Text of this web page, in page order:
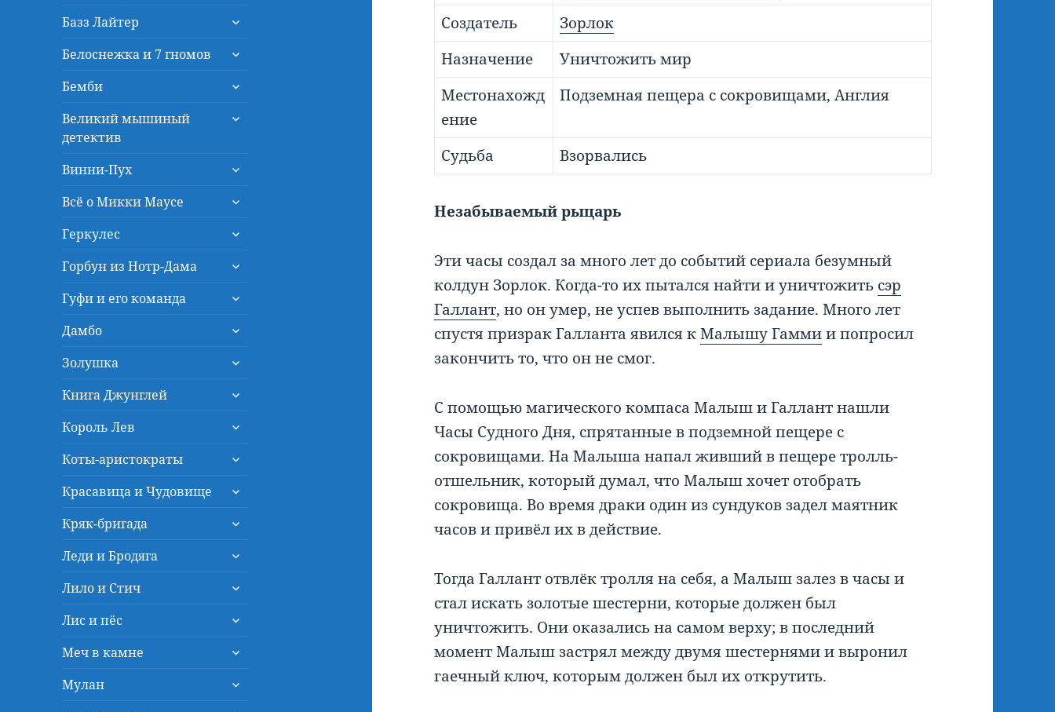
меню
Базз Лайтер
раскрыть
меню
Белоснежка и 7 гномов
раскрыть
меню
Бемби
раскрыть
меню
Великий мышиный
детектив
раскрыть
Винни-Пух
раскрыть
меню
Всё о Микки Маусе
раскрыть
меню
Геркулес
раскрыть
меню
Горбун из Нотр-Дама
раскрыть
меню
Гуфи и его команда
раскрыть
меню
Дамбо
раскрыть
меню
Золушка
раскрыть
меню
Книга Джунглей
раскрыть
меню
Король Лев
раскрыть
меню
Коты-аристократы
раскрыть
меню
Красавица и Чудовище
раскрыть
меню
Кряк-бригада
раскрыть
меню
Леди и Бродяга
раскрыть
меню
Лило и Стич
раскрыть
меню
Лис и пёс
раскрыть
меню
Меч в камне
раскрыть
меню
Мулан
раскрыть
Создатель
Зорлок
Назначение
Уничтожить мир
Местонахожд
ение
Подземная пещера с сокровищами, Англия
Судьба Взорвались
Незабываемый рыцарь
Эти часы создал за много лет до событий сериала безумный
колдун Зорлок. Когда-то их пытался найти и уничтожить сэр
Галлант, но он умер, не успев выполнить задание. Много лет
спустя призрак Галланта явился кМалышу Гаммии попросил
закончить то, что он не смог.
С помощью магического компаса Малыш и Галлант нашли
Часы Судного Дня, спрятанные в подземной пещере с
сокровищами. На Малыша напал живший в пещере тролль-
отшельник, который думал, что Малыш хочет отобрать
сокровища. Во время драки один из сундуков задел маятник
часов и привёл их в действие.
Тогда Галлант отвлёк тролля на себя, а Малыш залез в часы и
стал искать золотые шестерни, которые должен был
уничтожить. Они оказались на самом верху; в последний
момент Малыш застрял между двумя шестернями и выронил
гаечный ключ, которым должен был их открутить.